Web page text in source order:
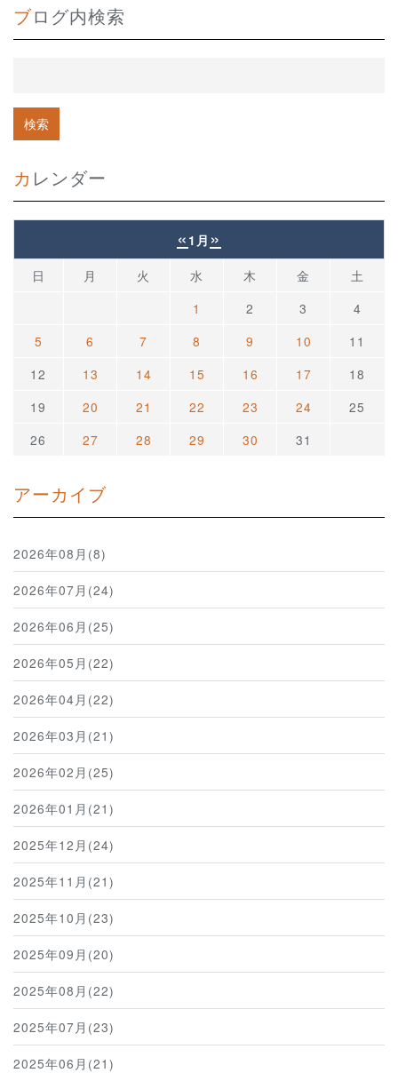
ブログ内検索
カレンダー
« 1月 »
日 月 火 水 木 金
土
1
2 3
4
5
6 7 8 9 10
11
12
13 14 15 16 17
18
19
20 21 22 23 24
25
26
27 28 29 30 31
アーカイブ
2026年08月(8)
2026年07月(24)
2026年06月(25)
2026年05月(22)
2026年04月(22)
2026年03月(21)
2026年02月(25)
2026年01月(21)
2025年12月(24)
2025年11月(21)
2025年10月(23)
2025年09月(20)
2025年08月(22)
2025年07月(23)
2025年06月(21)